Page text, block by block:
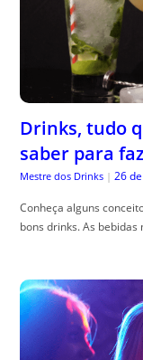
Drinks, tudo
saber para
Mestre dos Drinks | 26
Conheça alguns
bons drinks. As